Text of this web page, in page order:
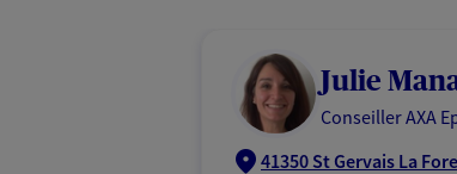
Julie
Conseiller AXA
41350 St Gervais La